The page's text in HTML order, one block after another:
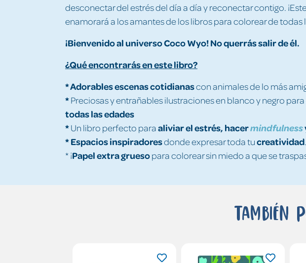
desconectar del estrés del día a día y reconectar contigo.
enamorará a los amantes de los libros para colorear de todas
¡Bienvenido al universo CocoWyo! No querrás salir de él.
¿Qué encontrarás en este libro?
* Adorables escenascotidianascon animales de lo más
*Preciosas y entrañables ilustraciones en blanco y negro
todas las edades
*Un libro perfecto paraaliviar el estrés, hacermindfulness
* Espacios inspiradoresdonde expresar toda tucreatividad.
* ¡Papel extra gruesopara colorear sin miedo a que se
También